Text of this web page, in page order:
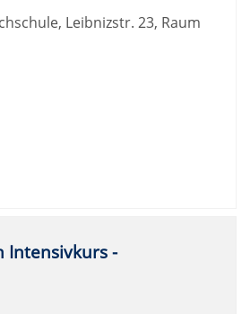
Leibnizstr. 23, Raum
Intensivkurs -